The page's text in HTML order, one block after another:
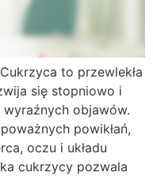
to przewlekła
się stopniowo i
objawów.
powikłań,
oczu i układu
cukrzycy pozwala